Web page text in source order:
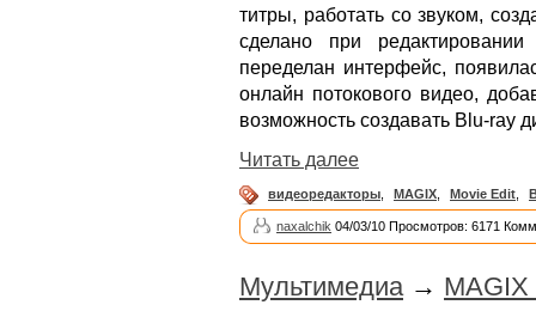
титры, работать со звуком,
сделано при
переделан интерфейс,
онлайн потокового видео,
возможность создавать Blu-ray
Читать далее
видеоредакторы MAGIX Movie Edit
naxalchik 04/03/10 Просмотров: 6171
Мультимедиа→ MAGIX